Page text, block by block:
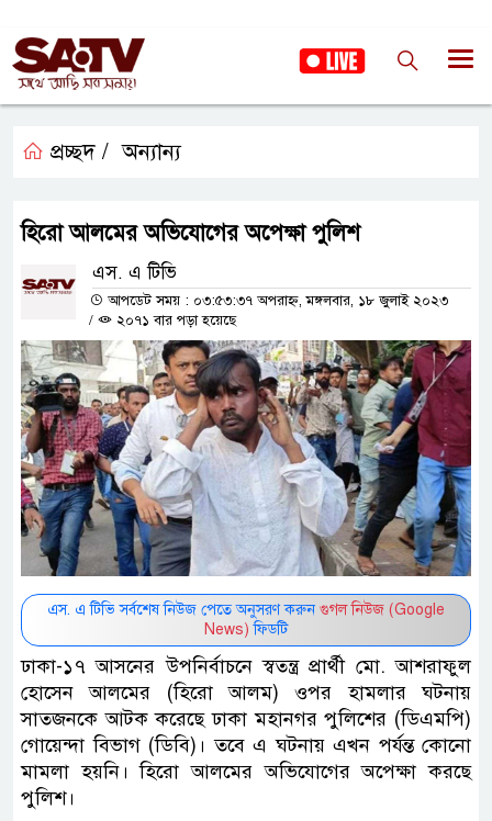
প্রচ্ছদ / অন্যান্য
হিরো আলমের অভিযোগের অপেক্ষা পুলিশ
এস. এ টিভি
আপডেট সময় : ০৩:৫৩:৩৭ অপরাহ্ন, মঙ্গলবার, ১৮ জুলাই ২০২৩
/
২০৭১ বার পড়া হয়েছে
এস. এ টিভি সর্বশেষ নিউজ পেতে অনুসরণ করুন গুগল নিউজ (Google
News) ফিডটি
ঢাকা-১৭ আসনের উপনির্বাচনে স্বতন্ত্র প্রার্থী মো. আশরাফুল
হোসেন আলমের (হিরো আলম) ওপর হামলার ঘটনায়
সাতজনকে আটক করেছে ঢাকা মহানগর পুলিশের (ডিএমপি)
গোয়েন্দা বিভাগ (ডিবি)। তবে এ ঘটনায় এখন পর্যন্ত কোনো
মামলা হয়নি। হিরো আলমের অভিযোগের অপেক্ষা করছে
পুলিশ।